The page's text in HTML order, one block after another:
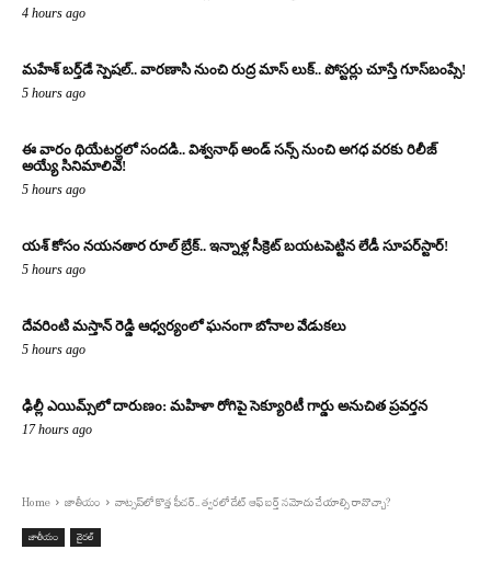
4 hours ago
మహేశ్ బర్త్‌డే స్పెషల్.. వారణాసి నుంచి రుద్ర మాస్ లుక్.. పోస్టర్లు చూస్తే గూస్‌బంప్సే!
5 hours ago
ఈ వారం థియేటర్లలో సందడి.. విశ్వనాథ్ అండ్ సన్స్ నుంచి అగధ వరకు రిలీజ్
అయ్యే సినిమాలివే!
5 hours ago
యశ్ కోసం నయనతార రూల్ బ్రేక్.. ఇన్నాళ్ల సీక్రెట్ బయటపెట్టిన లేడీ సూపర్‌స్టార్!
5 hours ago
దేవరింటి మస్తాన్ రెడ్డి ఆధ్వర్యంలో ఘనంగా బోనాల వేడుకలు
5 hours ago
ఢిల్లీ ఎయిమ్స్‌లో దారుణం: మహిళా రోగిపై సెక్యూరిటీ గార్డు అనుచిత ప్రవర్తన
17 hours ago